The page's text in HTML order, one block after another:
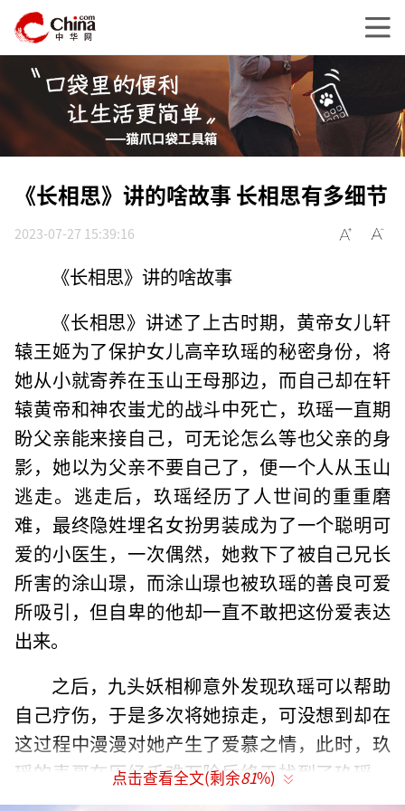
《长相思》讲的啥故事 长相思有多细节
2023-07-27 15:39:16
《长相思》讲的啥故事
《长相思》讲述了上古时期，黄帝女儿轩
辕王姬为了保护女儿高辛玖瑶的秘密身份，将
她从小就寄养在玉山王母那边，而自己却在轩
辕黄帝和神农蚩尤的战斗中死亡，玖瑶一直期
盼父亲能来接自己，可无论怎么等也父亲的身
影，她以为父亲不要自己了，便一个人从玉山
逃走。逃走后，玖瑶经历了人世间的重重磨
难，最终隐姓埋名女扮男装成为了一个聪明可
爱的小医生，一次偶然，她救下了被自己兄长
所害的涂山璟，而涂山璟也被玖瑶的善良可爱
所吸引，但自卑的他却一直不敢把这份爱表达
出来。
之后，九头妖相柳意外发现玖瑶可以帮助
自己疗伤，于是多次将她掠走，可没想到却在
这过程中漫漫对她产生了爱慕之情，此时，玖
瑶的表哥在历经千难万险后终于找到了玖瑶，
并将她带回到了她父亲的身边，还解开了当年
点击查看全文(剩余81%)